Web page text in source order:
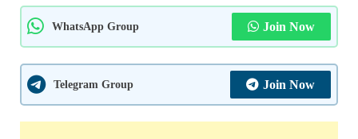
WhatsApp Group Join Now
Telegram Group Join Now